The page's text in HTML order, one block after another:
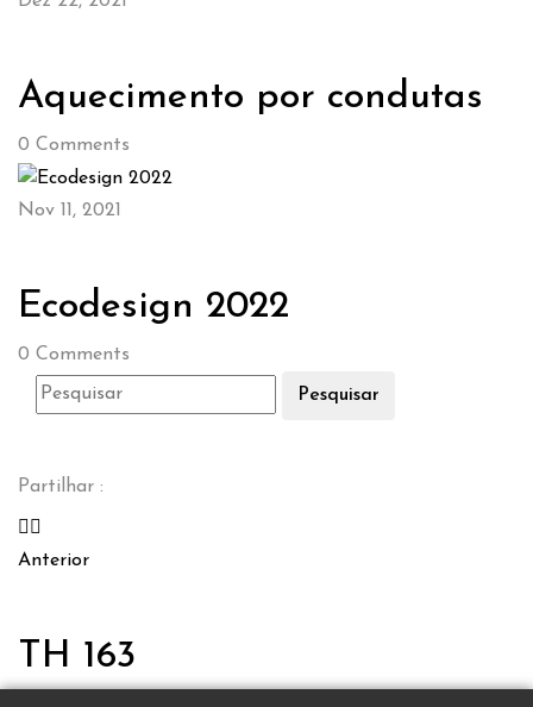
Aquecimento por condutas
0 Comments
Nov 11, 2021
Ecodesign 2022
0 Comments
Pesquisar
Partilhar :
Anterior
TH 163